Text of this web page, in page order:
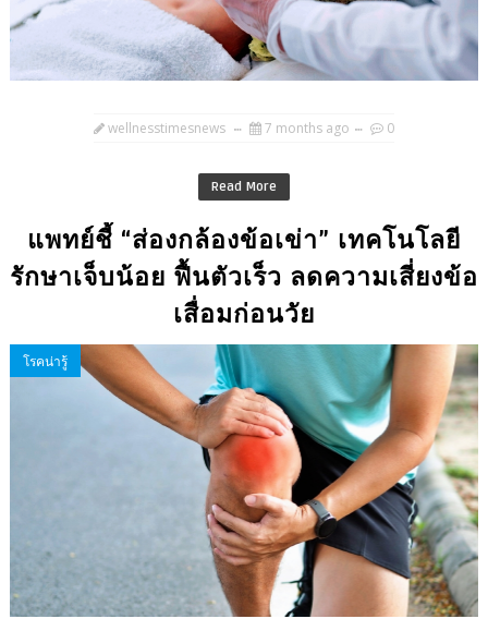
wellnesstimesnews 7 months ago 0
Read More
แพทย์ชี้ “ส่องกล้องข้อเข่า” เทคโนโลยี
รักษาเจ็บน้อย ฟื้นตัวเร็ว ลดความเสี่ยงข้อ
เสื่อมก่อนวัย
โรคน่ารู้